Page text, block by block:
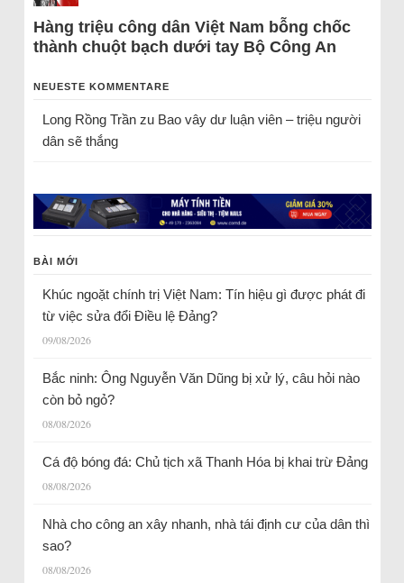
Hàng triệu công dân Việt Nam bỗng chốc
thành chuột bạch dưới tay Bộ Công An
NEUESTE KOMMENTARE
Long Rồng Trầnzu Bao vây dư luận viên – triệu người
dân sẽ thắng
BÀI MỚI
Khúc ngoặt chính trị Việt Nam: Tín hiệu gì được phát đi
từ việc sửa đổi Điều lệ Đảng?
09/08/2026
Bắc ninh: Ông Nguyễn Văn Dũng bị xử lý, câu hỏi nào
còn bỏ ngỏ?
08/08/2026
Cá độ bóng đá: Chủ tịch xã Thanh Hóa bị khai trừ Đảng
08/08/2026
Nhà cho công an xây nhanh, nhà tái định cư của dân thì
sao?
08/08/2026